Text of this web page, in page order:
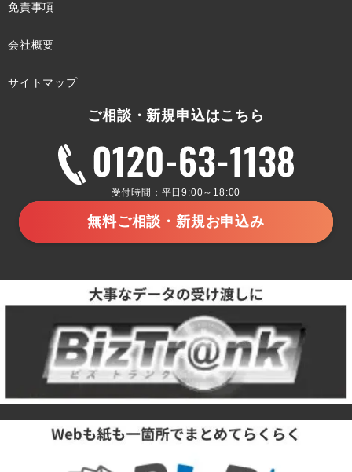
免責事項
会社概要
サイトマップ
ご相談・新規申込はこちら
受付時間：平日9:00～18:00
無料ご相談・新規お申込み